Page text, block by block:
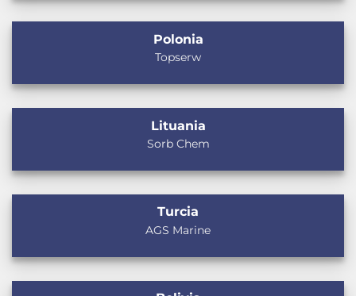
Polonia
Topserw
Lituania
Sorb Chem
Turcia
AGS Marine